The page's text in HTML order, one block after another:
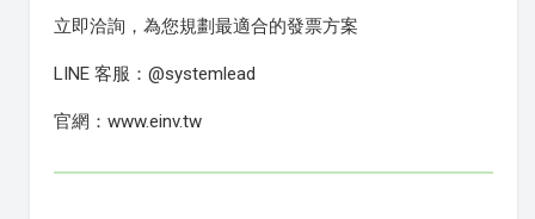
立即洽詢，為您規劃最適合的發票方案
LINE 客服：@systemlead
官網：www.einv.tw